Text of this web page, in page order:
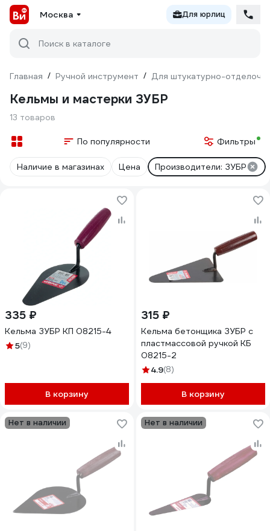
Москва Для юрлиц
Поиск в каталоге
Главная / Ручной инструмент / Для штукатурно-
Кельмы и мастерки ЗУБР
13 товаров
По популярности Фильтры
Наличие в магазинах Цена Производители: ЗУБР
335 ₽
Кельма ЗУБР КП 08215-4
5(9)
В корзину
315 ₽
Кельма бетонщика ЗУБР с
пластмассовой ручкой КБ
08215-2
4.9(8)
В корзину
Нет в наличии Нет в наличии